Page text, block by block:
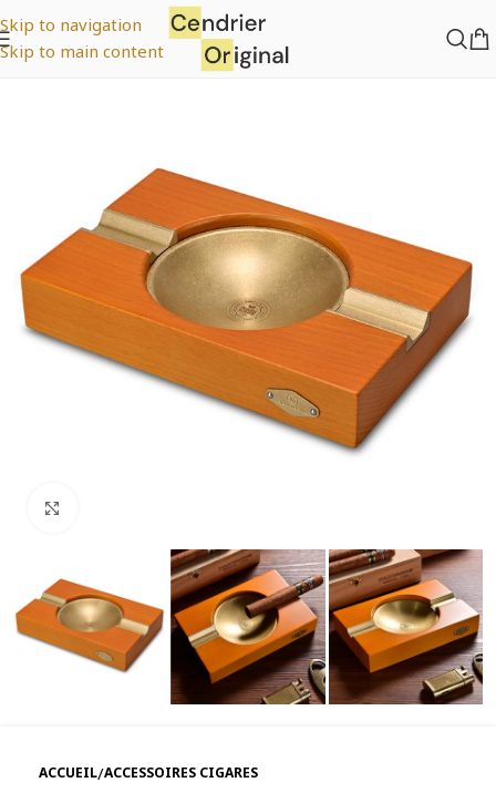
Skip to navigation
Skip to main content
ACCUEIL/ACCESSOIRES CIGARES